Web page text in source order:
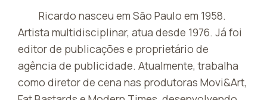
Ricardo nasceu em São Paulo em 1958.
Artista multidisciplinar, atua desde 1976. Já foi
editor de publicações e proprietário de
agência de publicidade. Atualmente, trabalha
como diretor de cena nas produtoras Movi&Art,